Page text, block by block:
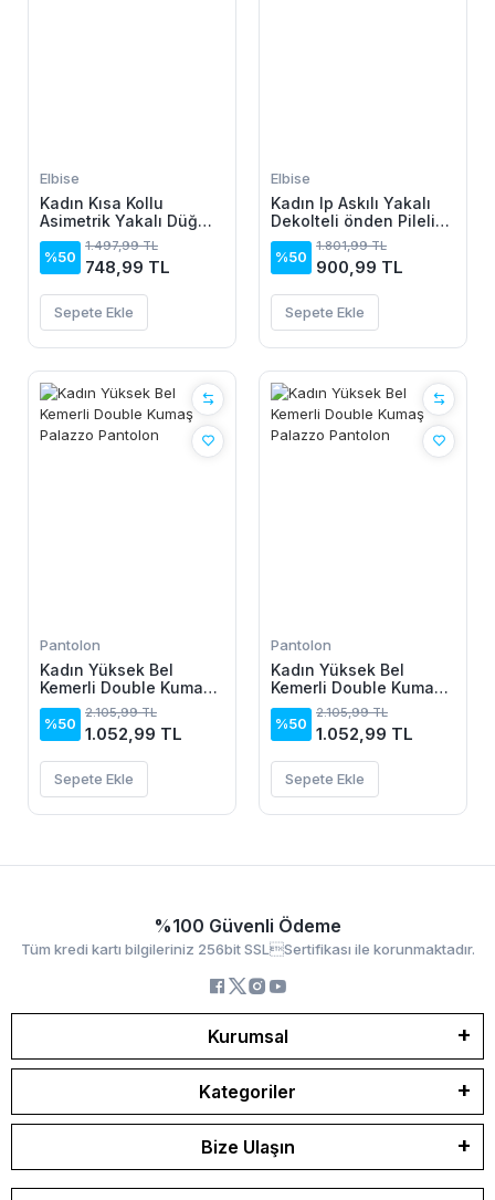
Elbise
Kadın Kısa Kollu
Asimetrik Yakalı Düğme
Detaylı Midi Viskon
Elbise
%50
1.497,99 TL
748,99 TL
Sepete Ekle
Elbise
Kadın Ip Askılı Yakalı
Dekolteli önden Pileli
Midi Ithal Krep Elbise
%50
1.801,99 TL
900,99 TL
Sepete Ekle
Pantolon
Kadın Yüksek Bel
Kemerli Double Kumaş
Palazzo Pantolon
%50
2.105,99 TL
1.052,99 TL
Sepete Ekle
Pantolon
Kadın Yüksek Bel
Kemerli Double Kumaş
Palazzo Pantolon
%50
2.105,99 TL
1.052,99 TL
Sepete Ekle
%100 Güvenli Ödeme
Tüm kredi kartı bilgileriniz 256bit SSLSertifikası ile korunmaktadır.
Kurumsal
Kategoriler
Bize Ulaşın